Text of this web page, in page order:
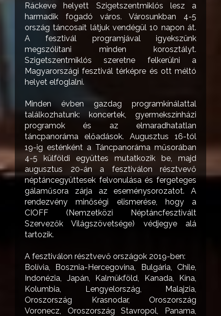
Ráckeve helyett Szigetszentmiklós lesz a
harmadik fogadó város. Városunkban 4-5
ország táncosait látjuk vendégül 10 napon át.
A fesztivál programjával igyekszünk
megszólítani minden korosztályt.
Szigetszentmiklós szeretne felkerülni a
Magyarországi fesztivál térképre és ott méltó
helyet elfoglalni.
Minden évben gazdag programkínálattal
találkozhatunk: koncertek, gyermekszínházi
programok és az elmaradhatatlan
táncpanoráma előadások. Augusztus 16-tól
19-ig esténként a Táncpanoráma műsorában
4-5 külföldi együttes mutatkozik be, majd
augusztus 20-án a fesztiválon résztvevő
néptáncegyüttesek felvonulása és fergeteges
gálaműsora zárja az eseménysorozatot. A
rendezvény minőségi elismerése, hogy a
CIOFF (Nemzetközi Néptáncfesztivált
Szervezők Világszövetsége) védjegye alá
tartozik.
A fesztiválon résztvevő országok 2019-ben:
Bolívia, Bosznia-Hercegovina, Bulgária, Chile,
Indonézia, Japán, Kalmükföld, Kanada, Kína,
Kolumbia, Lengyelország, Malajzia,
Oroszország Krasnodar, Oroszország
Voronecz, Oroszország Stavropol, Panama,